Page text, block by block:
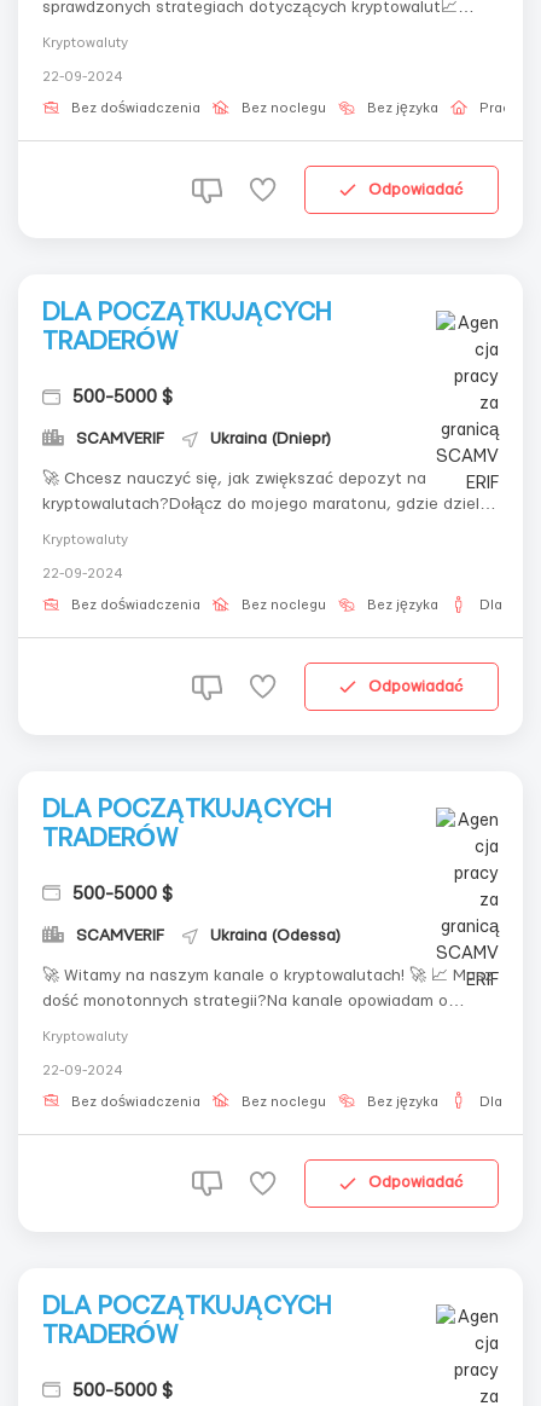
sprawdzonych strategiach dotyczących kryptowalut📈
terminowych, gdzie będziesz mógł zobaczyć rzeczywiste
transakcje i kroki do zwiększenia swojego kapita...
Kryptowaluty
22-09-2024
Bez doświadczenia Bez noclegu Bez języka Praca
Odpowiadać
DLA POCZĄTKUJĄCYCH
TRADERÓW
500-5000 $
SCAMVERIF Ukraina (Dniepr)
🚀 Chcesz nauczyć się, jak zwiększać depozyt na
kryptowalutach?Dołącz do mojego maratonu, gdzie dzielę
dotyczące kryptowalut! 🌐
Kryptowaluty
22-09-2024
Bez doświadczenia Bez noclegu Bez języka Dla
Odpowiadać
DLA POCZĄTKUJĄCYCH
TRADERÓW
500-5000 $
SCAMVERIF Ukraina (Odessa)
🚀 Witamy na naszym kanale o kryptowalutach! 🚀 📈 Masz
dość monotonnych strategii?Na kanale opowiadam o
depozytu w futures. Dołącz, jeśli chcesz nauczyć się
zarabiać pieniądze przy minimalnym ryzyku! 💡 Nie...
Kryptowaluty
22-09-2024
Bez doświadczenia Bez noclegu Bez języka Dla
Odpowiadać
DLA POCZĄTKUJĄCYCH
TRADERÓW
500-5000 $